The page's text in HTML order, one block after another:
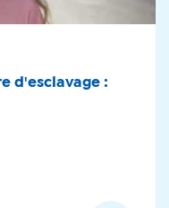
d'esclavage :